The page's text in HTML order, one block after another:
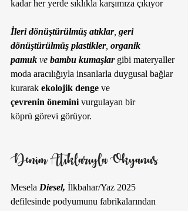
kadar her yerde sıklıkla karşımıza çıkıyor
İleri dönüştürülmüş atıklar, geri
dönüştürülmüş plastikler, organik
pamuk ve bambu kumaşlar gibi materyaller
moda aracılığıyla insanlarla duygusal bağlar
kurarak ekolojik denge ve
çevrenin önemini vurgulayan bir
köprü görevi görüyor.
Denim Atıklarıyla Okyanus
Mesela Diesel, İlkbahar/Yaz 2025
defilesinde podyumunu fabrikalarından